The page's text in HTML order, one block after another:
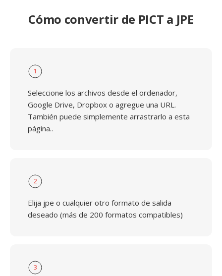
Cómo convertir de PICT a JPE
1
Seleccione los archivos desde el ordenador,
Google Drive, Dropbox o agregue una URL.
También puede simplemente arrastrarlo a esta
página..
2
Elija jpe o cualquier otro formato de salida
deseado (más de 200 formatos compatibles)
3